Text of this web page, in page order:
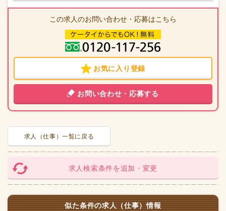
この求人のお問い合わせ・応募はこちら
お気に入り登録
お問い合わせ・応募する
求人（仕事）一覧に戻る
求人検索条件を追加・変更
似た条件の求人（仕事）情報